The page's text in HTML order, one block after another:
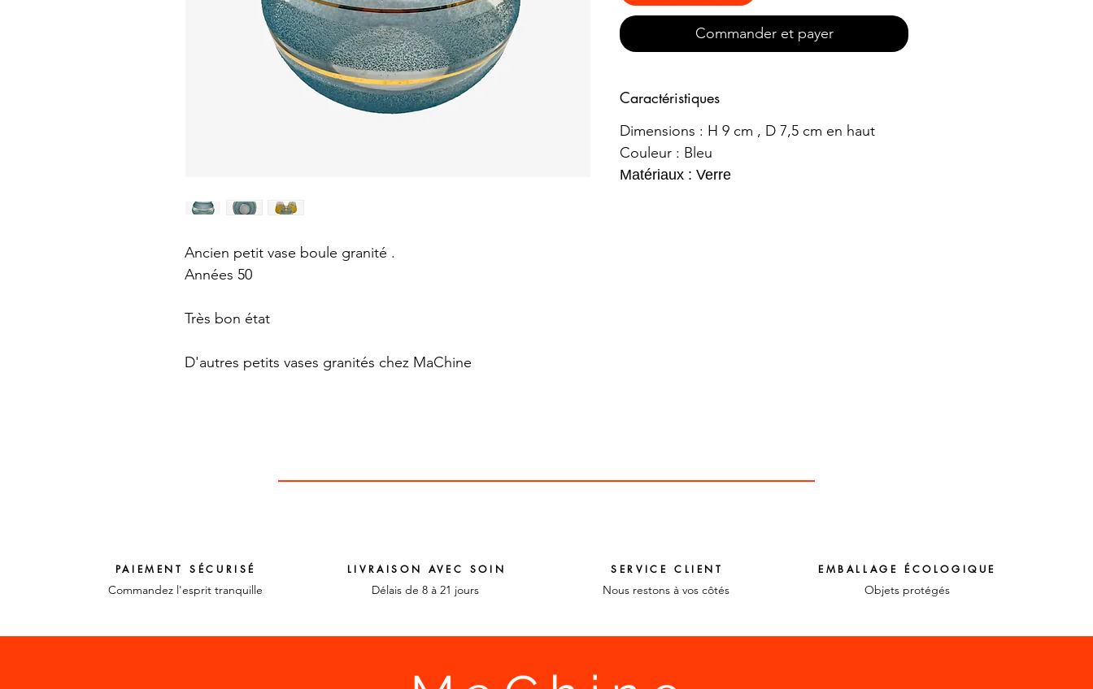
Ancien petit vase boule granité .
Années 50
Très bon état
D'autres petits vases granités chez MaChine
Commander et payer
Caractéristiques
Dimensions : H 9 cm , D 7,5 cm en haut
Couleur : Bleu
Matériaux : Verre
PAIEMENT SÉCURISÉ
Commandez l'esprit tranquille
LIVRAISON AVEC SOIN
Délais de 8 à 21 jours
SERVICE CLIENT
Nous restons à vos côtés
EMBALLAGE ÉCOLOGIQUE
Objets protégés